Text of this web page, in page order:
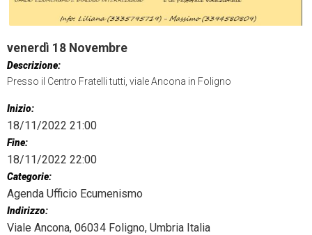
venerdì 18 Novembre
Descrizione:
Presso il Centro Fratelli tutti, viale Ancona in Foligno
Inizio:
18/11/2022 21:00
Fine:
18/11/2022 22:00
Categorie:
Agenda Ufficio Ecumenismo
Indirizzo:
Viale Ancona, 06034 Foligno, Umbria Italia